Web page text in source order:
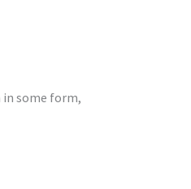
some form,